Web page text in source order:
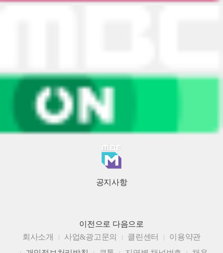
공지사항
이전으로 다음으로
회사소개
사업&광고문의 클린센터
이용약관